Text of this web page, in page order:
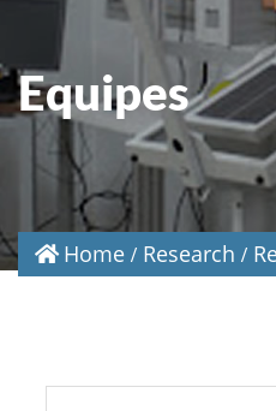
Equipes
Home Research